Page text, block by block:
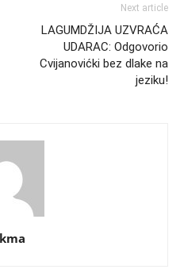
Next article
LAGUMDŽIJA UZVRAĆA
UDARAC: Odgovorio
Cvijanovićki bez dlake na
jeziku!